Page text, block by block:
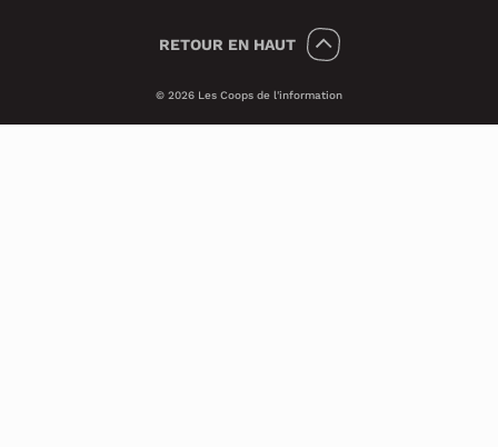
RETOUR EN HAUT
© 2026 Les Coops de l'information